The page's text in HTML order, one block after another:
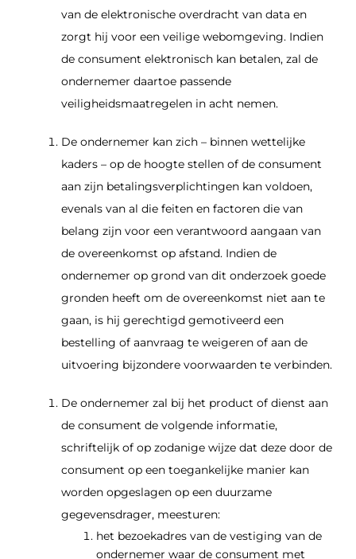
van de elektronische overdracht van data en
zorgt hij voor een veilige webomgeving. Indien
de consument elektronisch kan betalen, zal de
ondernemer daartoe passende
veiligheidsmaatregelen in acht nemen.
De ondernemer kan zich – binnen wettelijke
kaders – op de hoogte stellen of de consument
aan zijn betalingsverplichtingen kan voldoen,
evenals van al die feiten en factoren die van
belang zijn voor een verantwoord aangaan van
de overeenkomst op afstand. Indien de
ondernemer op grond van dit onderzoek goede
gronden heeft om de overeenkomst niet aan te
gaan, is hij gerechtigd gemotiveerd een
bestelling of aanvraag te weigeren of aan de
uitvoering bijzondere voorwaarden te verbinden.
De ondernemer zal bij het product of dienst aan
de consument de volgende informatie,
schriftelijk of op zodanige wijze dat deze door de
consument op een toegankelijke manier kan
worden opgeslagen op een duurzame
gegevensdrager, meesturen:
het bezoekadres van de vestiging van de
ondernemer waar de consument met